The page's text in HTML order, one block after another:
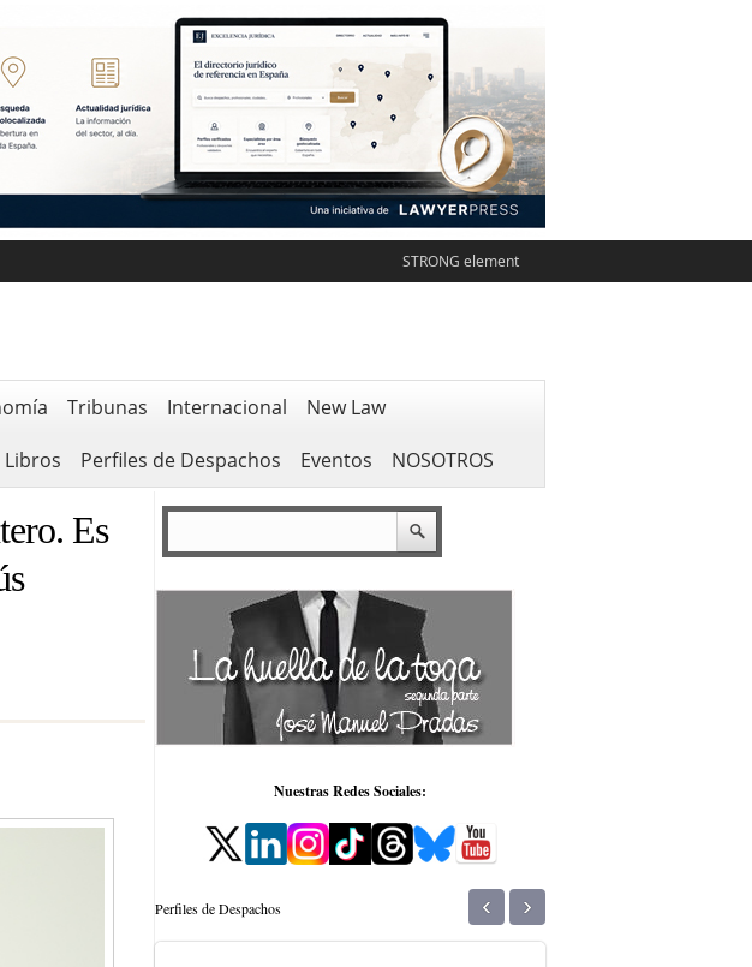
STRONG element
Tribunas Internacional
New Law
Libros Perfiles de Despachos Eventos NOSOTROS
Es
Nuestras Redes Sociales:
Perfiles de Despachos ‹ ›